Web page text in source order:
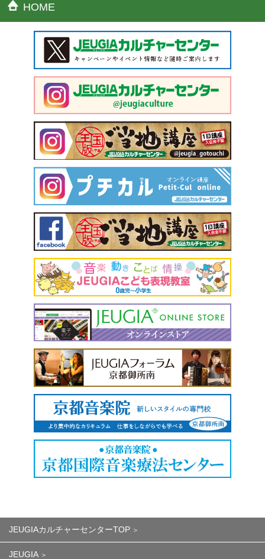
HOME
JEUGIAカルチャーセンターTOP
JEUGIA